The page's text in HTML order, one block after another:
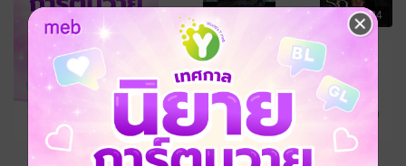
แค้นคืนรัก
[Mpreg]
Ex-SoulL/ Ex-
SoulL/โซแอล
นิยายวาย Boy
Love / Yaoi
6 Rating
฿ 184
฿ 104
ดูทั้งหมด